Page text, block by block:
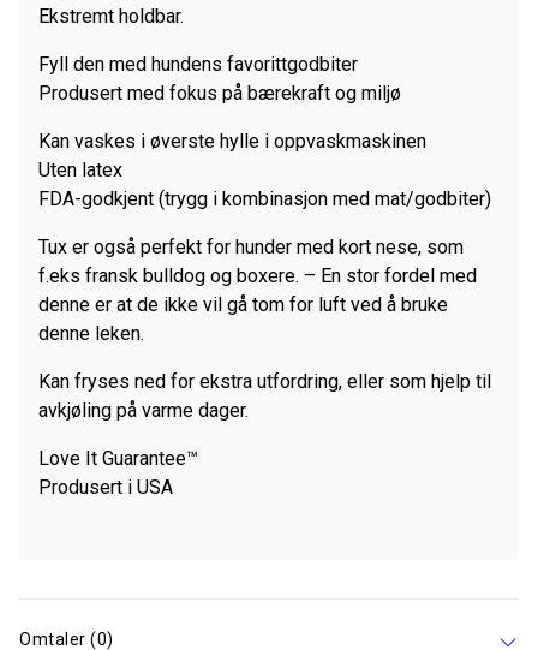
Ekstremt holdbar.
Fyll den med hundens favorittgodbiter
Produsert med fokus på bærekraft og miljø
Kan vaskes i øverste hylle i oppvaskmaskinen
Uten latex
FDA-godkjent (trygg i kombinasjon med mat/godbiter)
Tux er også perfekt for hunder med kort nese, som
f.eks fransk bulldog og boxere. – En stor fordel med
denne er at de ikke vil gå tom for luft ved å bruke
denne leken.
Kan fryses ned for ekstra utfordring, eller som hjelp til
avkjøling på varme dager.
Love It Guarantee™
Produsert i USA
Omtaler (0)